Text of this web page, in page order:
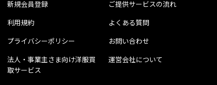
新規会員登録
利用規約
プライバシーポリシー
法人・事業主さま向け洋服買
取サービス
ご提供サービスの流れ
よくある質問
お問い合わせ
運営会社について